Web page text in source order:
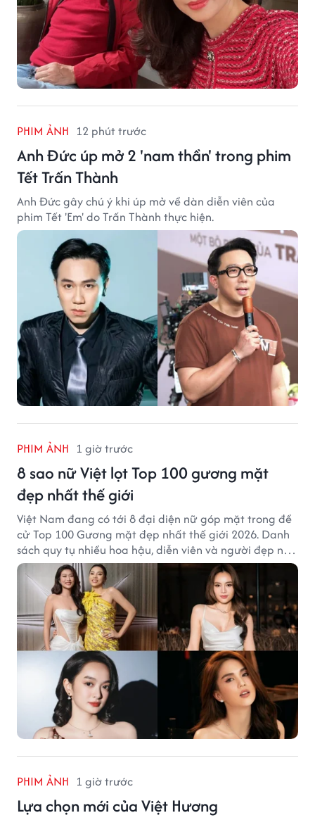
PHIM ẢNH 12 phút trước
Anh Đức úp mở 2 'nam thần' trong phim
Tết Trấn Thành
Anh Đức gây chú ý khi úp mở về dàn diễn viên của
phim Tết 'Em' do Trấn Thành thực hiện.
PHIM ẢNH 1 giờ trước
8 sao nữ Việt lọt Top 100 gương mặt
đẹp nhất thế giới
Việt Nam đang có tới 8 đại diện nữ góp mặt trong đề
cử Top 100 Gương mặt đẹp nhất thế giới 2026. Danh
sách quy tụ nhiều hoa hậu, diễn viên và người đẹp nổi
tiếng của showbiz Việt.
PHIM ẢNH 1 giờ trước
Lựa chọn mới của Việt Hương